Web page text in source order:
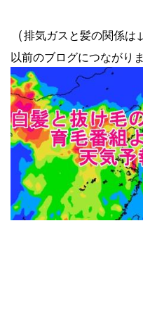
（排気ガスと髪の関係は
以前のブログにつながり